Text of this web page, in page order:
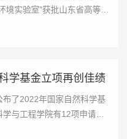
实验室”获批山东省高等学
实验室”是山东省高等学校
学基金立项再创佳绩
布了2022年国家自然科学基
与工程学院有12项申请项
上项目6项，青年基金项目5